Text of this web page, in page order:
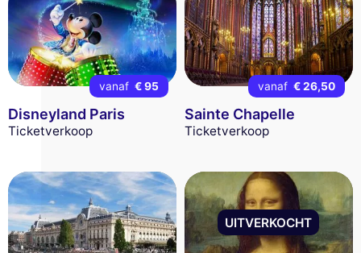
vanaf € 95
Disneyland Paris
Ticketverkoop
vanaf € 26,50
Sainte Chapelle
Ticketverkoop
UITVERKOCHT